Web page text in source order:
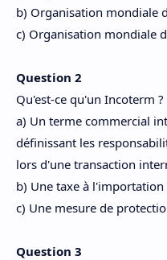
b) Organisation mondiale
c) Organisation mondiale
Question 2
Qu'est-ce qu'un Incoterm ?
a) Un terme commercial
définissant les
lors d'une transaction
b) Une taxe à l'importation
c) Une mesure de
Question 3